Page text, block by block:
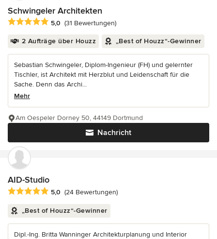
Schwingeler Architekten
Durchschnittliche Bewertung: 5 von 5 Sternen
5,0 (31 Bewertungen)
2 Aufträge über Houzz „Best of Houzz“-Gewinner
Sebastian Schwingeler, Diplom-Ingenieur (FH) und gelernter
Tischler, ist Architekt mit Herzblut und Leidenschaft für die
Sache. Denn das Archi...
Mehr
Nachricht
Am Oespeler Dorney 50, 44149 Dortmund
AID-Studio
Durchschnittliche Bewertung: 5 von 5 Sternen
5,0 (24 Bewertungen)
„Best of Houzz“-Gewinner
Dipl.-Ing. Britta Wanninger Architekturplanung und Interior